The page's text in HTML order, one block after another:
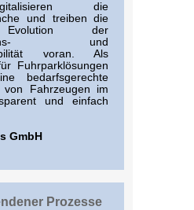
die
und treiben die
der
und
voran. Als
Fuhrparklösungen
bedarfsgerechte
von Fahrzeugen im
und einfach
GmbH
Prozesse